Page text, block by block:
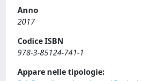
Anno
2017
Codice ISBN
978-3-85124-741-1
Appare nelle tipologie: